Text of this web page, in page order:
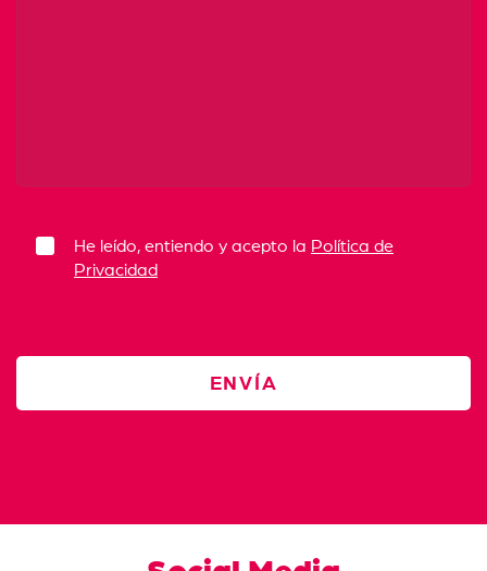
He leído, entiendo y acepto la Política de
Privacidad
ENVÍA